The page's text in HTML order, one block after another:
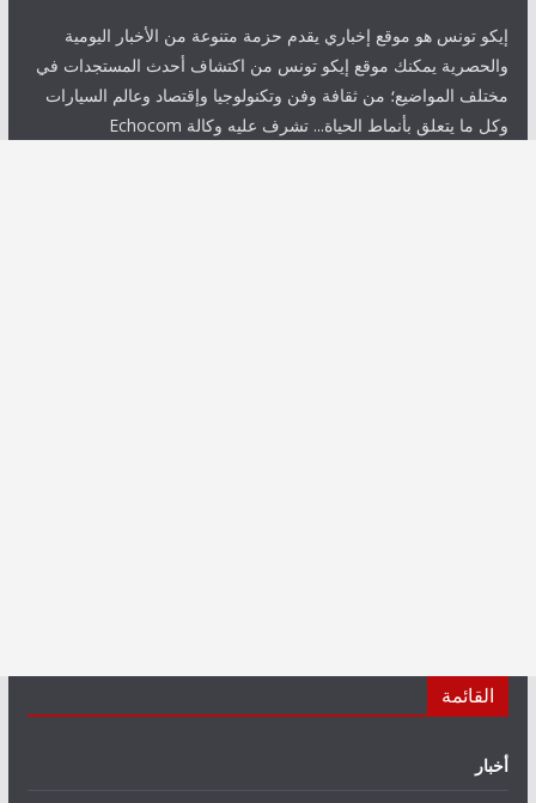
إيكو تونس هو موقع إخباري يقدم حزمة متنوعة من الأخبار اليومية
والحصرية يمكنك موقع إيكو تونس من اكتشاف أحدث المستجدات في
مختلف المواضيع؛ من ثقافة وفن وتكنولوجيا وإقتصاد وعالم السيارات
وكل ما يتعلق بأنماط الحياة... تشرف عليه وكالة Echocom
القائمة
أخبار